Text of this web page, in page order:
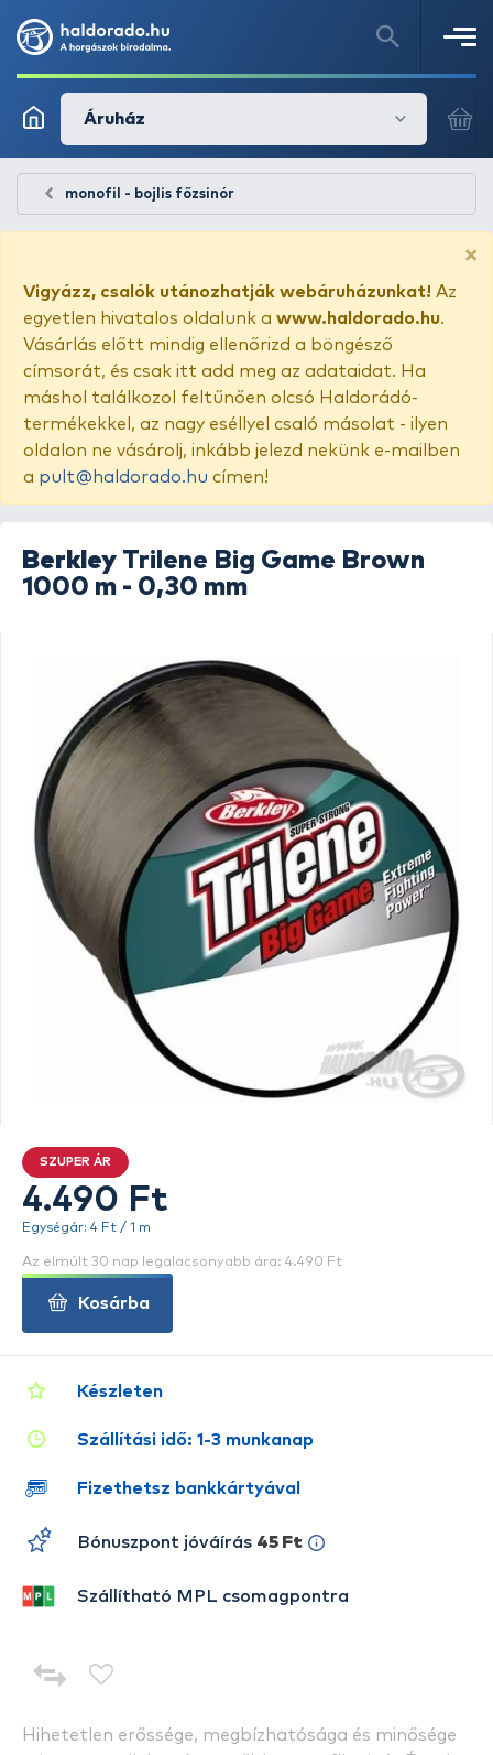
Áruház
monofil - bojlis főzsinór
×
Vigyázz, csalók utánozhatják webáruházunkat! Az
egyetlen hivatalos oldalunk a www.haldorado.hu.
Vásárlás előtt mindig ellenőrizd a böngésző
címsorát, és csak itt add meg az adataidat. Ha
máshol találkozol feltűnően olcsó Haldorádó-
termékekkel, az nagy eséllyel csaló másolat - ilyen
oldalon ne vásárolj, inkább jelezd nekünk e-mailben
a pult@haldorado.hu címen!
Berkley Trilene Big Game Brown
1000 m - 0,30 mm
Hihetetlen erőssége, megbízhatósága és minősége
Készleten
Szállítási idő: 1-3 munkanap
Fizethetsz bankkártyával
Bónuszpont jóváírás 45 Ft
Szállítható MPL csomagpontra
SZUPER ÁR
4.490 Ft
Egységár: 4 Ft / 1 m
Az elmúlt 30 nap legalacsonyabb ára: 4.490 Ft
Kosárba